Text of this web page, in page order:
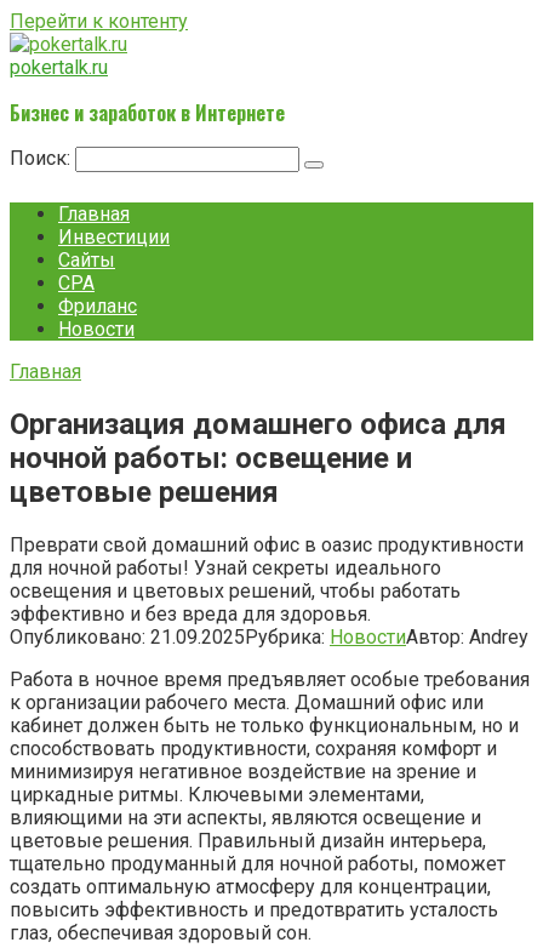
Перейти к контенту
pokertalk.ru
Бизнес и заработок в Интернете
Поиск:
Главная
Инвестиции
Сайты
CPA
Фриланс
Новости
Главная
Организация домашнего офиса для
ночной работы: освещение и
цветовые решения
Преврати свой домашний офис в оазис продуктивности
для ночной работы! Узнай секреты идеального
освещения и цветовых решений, чтобы работать
эффективно и без вреда для здоровья.
Опубликовано: 21.09.2025Рубрика: НовостиАвтор: Andrey
Работа в ночное время предъявляет особые требования
к организации рабочего места. Домашний офис или
кабинет должен быть не только функциональным, но и
способствовать продуктивности, сохраняя комфорт и
минимизируя негативное воздействие на зрение и
циркадные ритмы. Ключевыми элементами,
влияющими на эти аспекты, являются освещение и
цветовые решения. Правильный дизайн интерьера,
тщательно продуманный для ночной работы, поможет
создать оптимальную атмосферу для концентрации,
повысить эффективность и предотвратить усталость
глаз, обеспечивая здоровый сон.